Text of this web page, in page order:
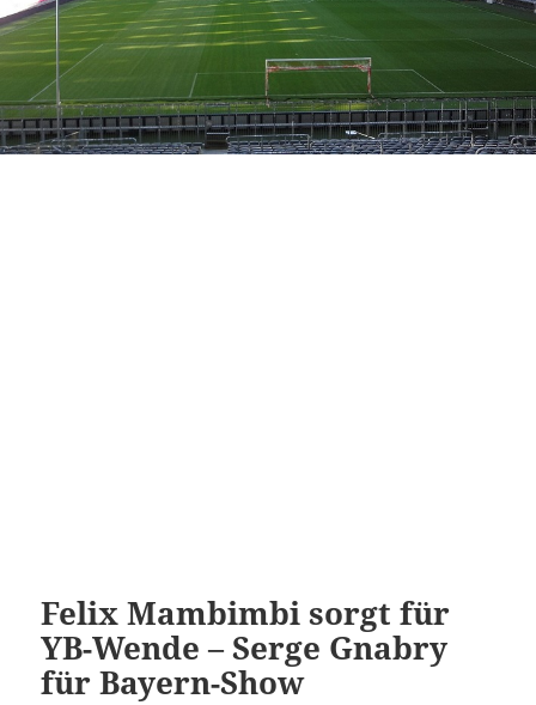
Felix Mambimbi sorgt für
YB-Wende – Serge Gnabry
für Bayern-Show